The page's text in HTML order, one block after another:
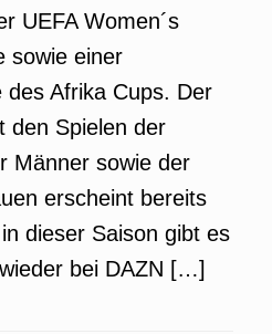
UEFA Women´s
sowie einer
des Afrika Cups. Der
den Spielen der
Männer sowie der
erscheint bereits
dieser Saison gibt es
bei DAZN […]